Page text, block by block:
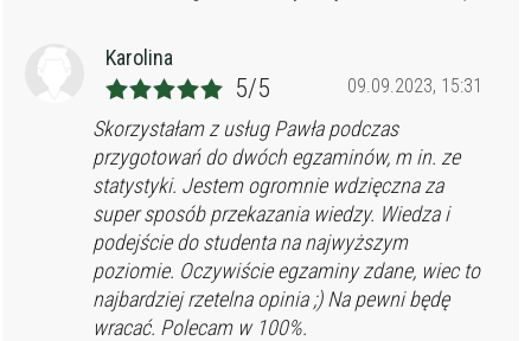
Karolina
09.09.2023, 15:31
5/5
Skorzystałam z usług Pawła podczas
przygotowań do dwóch egzaminów, m in. ze
statystyki. Jestem ogromnie wdzięczna za
super sposób przekazania wiedzy. Wiedza i
podejście do studenta na najwyższym
poziomie. Oczywiście egzaminy zdane, wiec to
najbardziej rzetelna opinia ;) Na pewni będę
wracać. Polecam w 100%.